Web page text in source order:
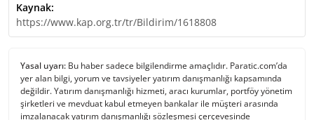
Kaynak:
https://www.kap.org.tr/tr/Bildirim/1618808
Yasal uyarı: Bu haber sadece bilgilendirme amaçlıdır. Paratic.com’da
yer alan bilgi, yorum ve tavsiyeler yatırım danışmanlığı kapsamında
değildir. Yatırım danışmanlığı hizmeti, aracı kurumlar, portföy yönetim
şirketleri ve mevduat kabul etmeyen bankalar ile müşteri arasında
imzalanacak yatırım danışmanlığı sözleşmesi çerçevesinde